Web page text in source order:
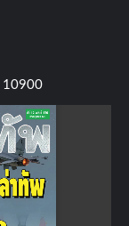
10900